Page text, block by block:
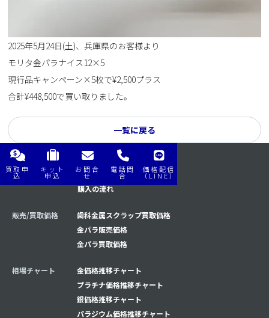
2025年5月24日(土)、兵庫県のお客様より
モリタ金パラナイス12×5
現行品キャンペーン×5枚で¥2,500プラス
合計¥448,500で買い取りました。
一覧に戻る
買取申
込
キット
申込
お問合
せ
電話問
合
価格配信
（LINE）
購入/買取の流れ
買取の流れ
購入の流れ
販売/買取価格
歯科金属スクラップ買取価格
金パラ販売価格
金パラ買取価格
相場チャート
金価格推移チャート
プラチナ価格推移チャート
銀価格推移チャート
パラジウム価格推移チャート